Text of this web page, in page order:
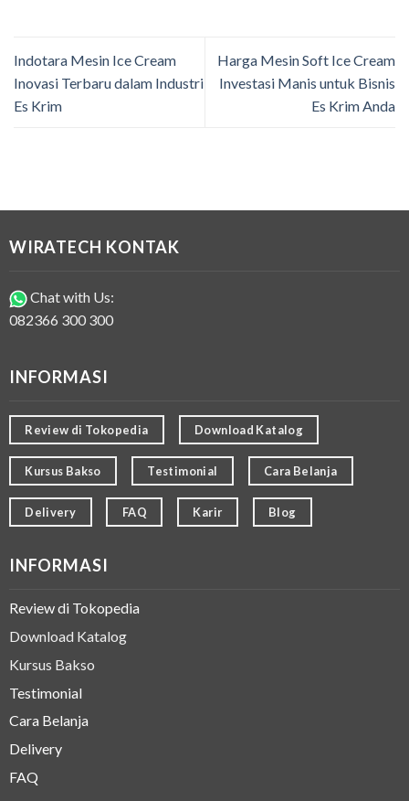
Indotara Mesin Ice Cream
Inovasi Terbaru dalam Industri
Es Krim
Harga Mesin Soft Ice Cream
Investasi Manis untuk Bisnis
Es Krim Anda
WIRATECH KONTAK
Chat with Us:
082366 300 300
INFORMASI
Review di Tokopedia Download Katalog
Kursus Bakso Testimonial Cara Belanja
Delivery FAQ Karir Blog
INFORMASI
Review di Tokopedia
Download Katalog
Kursus Bakso
Testimonial
Cara Belanja
Delivery
FAQ